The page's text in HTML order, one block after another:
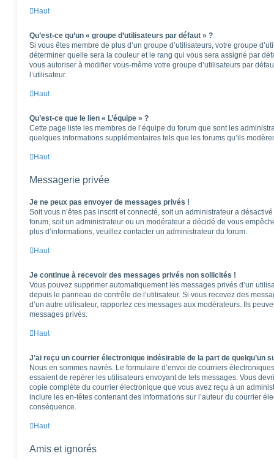
Haut
Qu’est-ce qu’un « groupe d’utilisateurs par défaut » ?
Si vous êtes membre de plus d’un groupe d’utilisateurs, votre groupe
déterminer quelle sera la couleur et le rang qui vous sera assigné par
vous autoriser à modifier vous-même votre groupe d’utilisateurs par
l’utilisateur.
Haut
Qu’est-ce que le lien « L’équipe » ?
Cette page liste les membres de l’équipe du forum que sont les
quelques informations supplémentaires tels que les forums qu’ils
Haut
Messagerie privée
Je ne peux pas envoyer de messages privés !
Soit vous n’êtes pas inscrit et connecté, soit un administrateur a
forum, soit un administrateur ou un modérateur a décidé de vous
plus d’informations, veuillez contacter un administrateur du forum.
Haut
Je continue à recevoir des messages privés non sollicités !
Vous pouvez supprimer automatiquement les messages privés d’un
depuis le panneau de contrôle de l’utilisateur. Si vous recevez des
d’un autre utilisateur, rapportez ces messages aux modérateurs. Ils
messages privés.
Haut
J’ai reçu un courrier électronique indésirable de la part de quelqu’un
Nous en sommes navrés. Le formulaire d’envoi de courriers
essaient de repérer les utilisateurs envoyant de tels messages. Vous
copie complète du courrier électronique que vous avez reçu à un
inclure les en-têtes contenant des informations sur l’auteur du courrier
conséquence.
Haut
Amis et ignorés